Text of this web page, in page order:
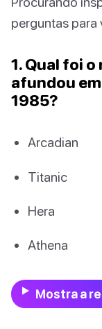
perguntas para
1. Qual foi
afundou
1985?
Arcadian
Titanic
Hera
Athena
Mostra a